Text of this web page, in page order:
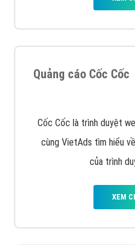
Tìm công ty thiết kế
Hà Nội là rất khó cho
thiệu công